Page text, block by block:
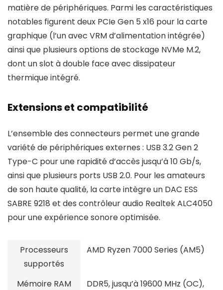
matière de périphériques. Parmi les caractéristiques
notables figurent deux PCIe Gen 5 x16 pour la carte
graphique (l’un avec VRM d’alimentation intégrée)
ainsi que plusieurs options de stockage NVMe M.2,
dont un slot à double face avec dissipateur
thermique intégré.
Extensions et compatibilité
L’ensemble des connecteurs permet une grande
variété de périphériques externes : USB 3.2 Gen 2
Type-C pour une rapidité d’accès jusqu’à 10 Gb/s,
ainsi que plusieurs ports USB 2.0. Pour les amateurs
de son haute qualité, la carte intègre un DAC ESS
SABRE 9218 et des contrôleur audio Realtek ALC4050
pour une expérience sonore optimisée.
Processeurs
supportés
AMD Ryzen 7000 Series (AM5)
Mémoire RAM
DDR5, jusqu’à 19600 MHz (OC),